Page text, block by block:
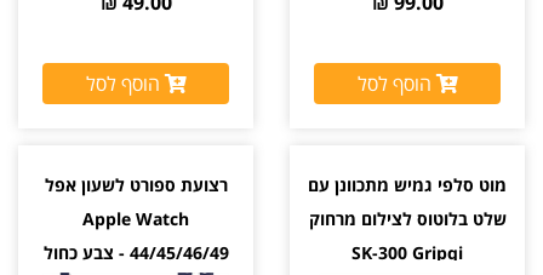
הוסף לסל הוסף לסל
מוט סלפי גמיש מתכוונן עם
שלט בלוטוס לצילום מרחוק
SK-300 Gripqi
רצועת ספורט לשעון אפל
Apple Watch
44/45/46/49 - צבע כחול